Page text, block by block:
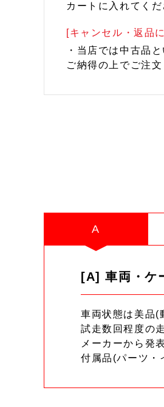
カートに入れてく
[キャンセル・返品
・当店では中古品
ご納得の上でご注文
A
[A] 車両・ケ
車両状態は美品(
試走数回程度の
メーカーから発
付属品(パーツ・